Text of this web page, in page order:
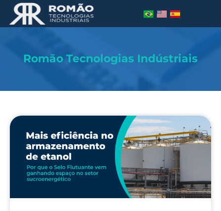
Romão Tecnologias Indústriais